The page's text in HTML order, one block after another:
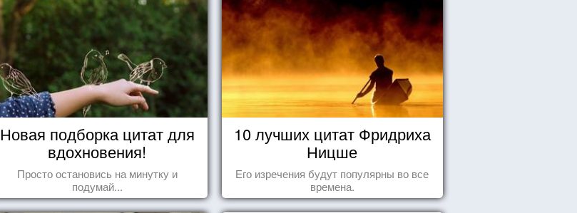
Новая подборка цитат для
вдохновения!
Просто остановись на минутку и
подумай...
10 лучших цитат Фридриха
Ницше
Его изречения будут популярны во все
времена.